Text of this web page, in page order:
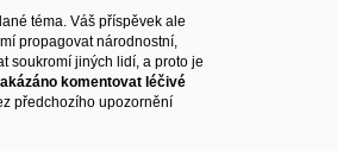
téma. Váš příspěvek ale
propagovat národnostní,
soukromí jiných lidí, a proto je
komentovat léčivé
předchozího upozornění